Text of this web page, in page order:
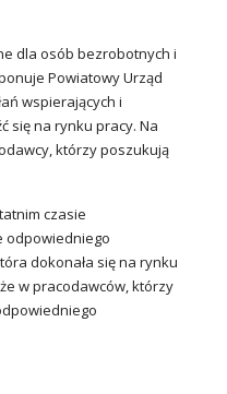
dla osób bezrobotnych i
Powiatowy Urząd
wspierających i
się na rynku pracy. Na
którzy poszukują
czasie
odpowiedniego
dokonała się na rynku
w pracodawców, którzy